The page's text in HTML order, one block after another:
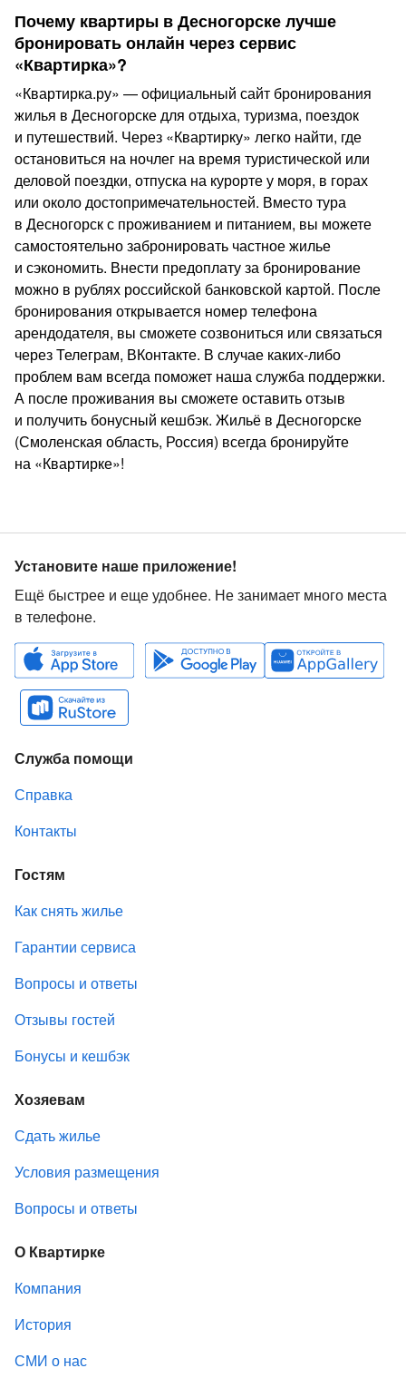
Почему квартиры в Десногорске лучше
бронировать онлайн через сервис
«Квартирка»?
«Квартирка.ру» — официальный сайт бронирования
жилья в Десногорске для отдыха, туризма, поездок
и путешествий. Через «Квартирку» легко найти, где
остановиться на ночлег на время туристической или
деловой поездки, отпуска на курорте у моря, в горах
или около достопримечательностей. Вместо тура
в Десногорск с проживанием и питанием, вы можете
самостоятельно забронировать частное жилье
и сэкономить. Внести предоплату за бронирование
можно в рублях российской банковской картой. После
бронирования открывается номер телефона
арендодателя, вы сможете созвониться или связаться
через Телеграм, ВКонтакте. В случае каких‑либо
проблем вам всегда поможет наша служба поддержки.
А после проживания вы сможете оставить отзыв
и получить бонусный кешбэк. Жильё в Десногорске
(Смоленская область, Россия) всегда бронируйте
на «Квартирке»!
Установите наше приложение!
Ещё быстрее и еще удобнее. Не занимает много места
в телефоне.
Служба помощи
Справка
Контакты
Гостям
Как снять жилье
Гарантии сервиса
Вопросы и ответы
Отзывы гостей
Бонусы и кешбэк
Хозяевам
Сдать жилье
Условия размещения
Вопросы и ответы
О Квартирке
Компания
История
СМИ о нас